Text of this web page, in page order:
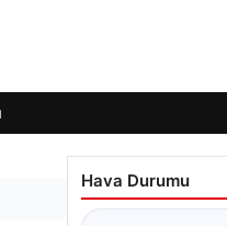
Hava Durumu